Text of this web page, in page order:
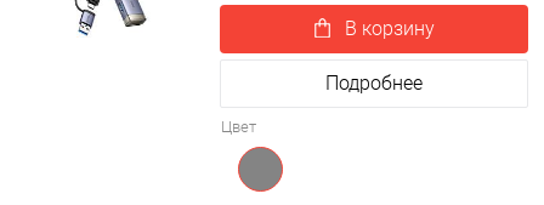
В корзину
Подробнее
Цвет